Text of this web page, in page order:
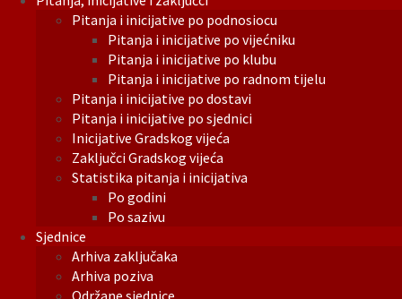
Pitanja i inicijative po podnosiocu
Pitanja i inicijative po vijećniku
Pitanja i inicijative po klubu
Pitanja i inicijative po radnom tijelu
Pitanja i inicijative po dostavi
Pitanja i inicijative po sjednici
Inicijative Gradskog vijeća
Zaključci Gradskog vijeća
Statistika pitanja i inicijativa
Po godini
Po sazivu
Sjednice
Arhiva zaključaka
Arhiva poziva